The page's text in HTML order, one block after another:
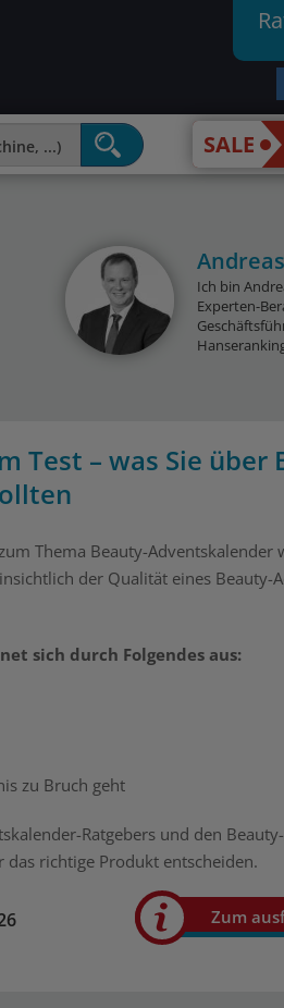
SALE
Ich bin
Experten-
Test – was Sie über
Thema Beauty-
der Qualität eines Beauty-
sich durch Folgendes aus:
zu Bruch geht
Ratgebers und den
das richtige Produkt entscheiden.
Zum